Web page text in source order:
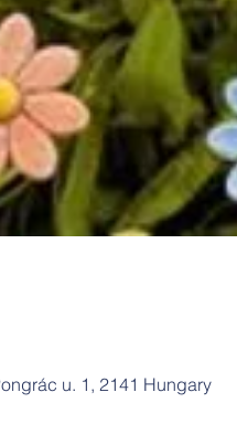
u. 1, 2141 Hungary